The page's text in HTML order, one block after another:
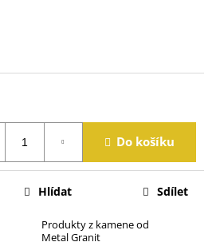
Do košíku
Produkty z kamene od
Metal Granit
Hlídat Sdílet